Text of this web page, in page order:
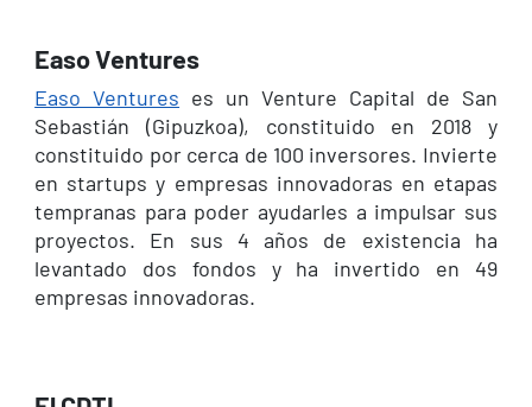
Easo Ventures
Easo Ventures es un Venture Capital de San
Sebastián (Gipuzkoa), constituido en 2018 y
constituido por cerca de 100 inversores. Invierte
en startups y empresas innovadoras en etapas
tempranas para poder ayudarles a impulsar sus
proyectos. En sus 4 años de existencia ha
levantado dos fondos y ha invertido en 49
empresas innovadoras.